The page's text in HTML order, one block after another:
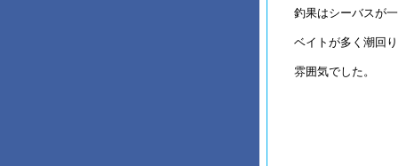
釣果はシーバスが
ベイトが多く潮回
雰囲気でした。